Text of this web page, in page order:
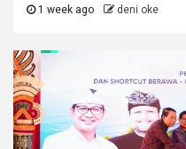
1 week ago deni oke